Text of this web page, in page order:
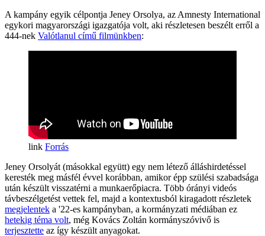
A kampány egyik célpontja Jeney Orsolya, az Amnesty International
egykori magyarországi igazgatója volt, aki részletesen beszélt erről a
444-nek Valótlanul című filmünkben:
Forrás
Jeney Orsolyát (másokkal együtt) egy nem létező álláshirdetéssel
keresték meg másfél évvel korábban, amikor épp szülési szabadsága
után készült visszatérni a munkaerőpiacra. Több órányi videós
távbeszélgetést vettek fel, majd a kontextusból kiragadott részletek
megjelentek a '22-es kampányban, a kormányzati médiában ez
hetekig téma volt, még Kovács Zoltán kormányszóvivő is
terjesztette az így készült anyagokat.